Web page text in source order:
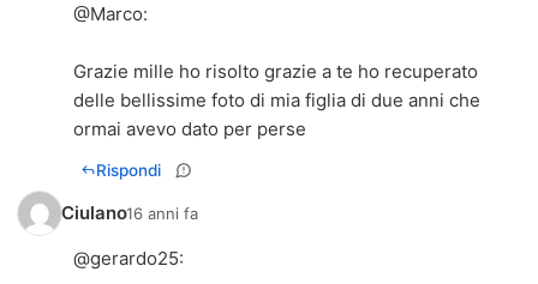
@Marco:
Grazie mille ho risolto grazie a te ho recuperato
delle bellissime foto di mia figlia di due anni che
ormai avevo dato per perse
Rispondi
Ciulano16 anni fa
@gerardo25: